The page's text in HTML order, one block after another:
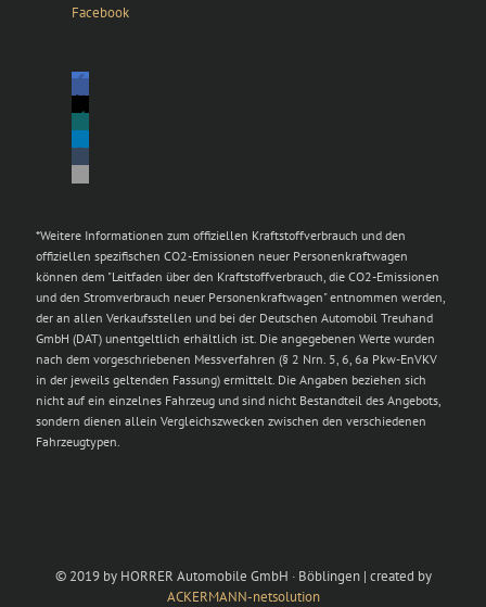
Facebook
*Weitere Informationen zum offiziellen Kraftstoffverbrauch und den
offiziellen spezifischen CO2-Emissionen neuer Personenkraftwagen
können dem "Leitfaden über den Kraftstoffverbrauch, die CO2-Emissionen
und den Stromverbrauch neuer Personenkraftwagen" entnommen werden,
der an allen Verkaufsstellen und bei der Deutschen Automobil Treuhand
GmbH (DAT) unentgeltlich erhältlich ist. Die angegebenen Werte wurden
nach dem vorgeschriebenen Messverfahren (§ 2 Nrn. 5, 6, 6a Pkw-EnVKV
in der jeweils geltenden Fassung) ermittelt. Die Angaben beziehen sich
nicht auf ein einzelnes Fahrzeug und sind nicht Bestandteil des Angebots,
sondern dienen allein Vergleichszwecken zwischen den verschiedenen
Fahrzeugtypen.
© 2019 by HORRER Automobile GmbH · Böblingen | created by
ACKERMANN-netsolution